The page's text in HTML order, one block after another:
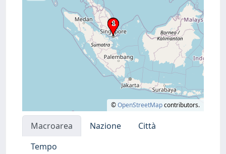
©OpenStreetMapcontributors.
Macroarea Nazione
Città
Tempo